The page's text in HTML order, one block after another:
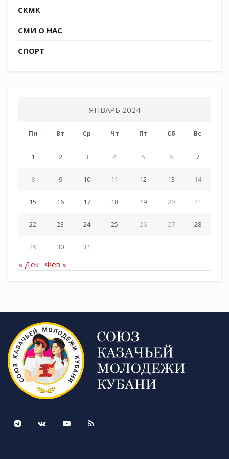
Tags: СКМК
СКМК
СМИ О НАС
СПОРТ
ЯНВАРЬ 2024
Пн Вт Ср Чт Пт Сб Вс
1 2 3 4 5 6 7
8 9 10 11 12 13 14
15 16 17 18 19 20 21
22 23 24 25 26 27 28
29 30 31
« Дек Фев »